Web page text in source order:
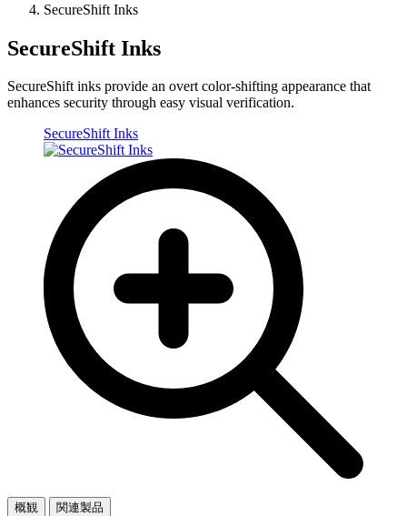
SecureShift Inks
SecureShift Inks
SecureShift inks provide an overt color-shifting appearance that
enhances security through easy visual verification.
SecureShift Inks
概観
関連製品